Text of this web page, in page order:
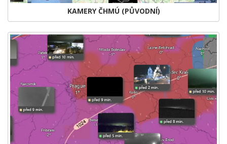
KAMERY ČHMÚ (PŮVODNÍ)